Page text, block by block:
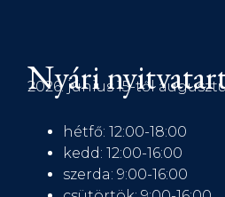
Nyári
2026. június 15-től
hétfő: 12:00-18:00
kedd: 12:00-16:00
szerda: 9:00-16:00